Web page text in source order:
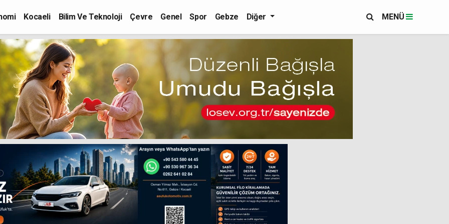
Kocaeli Bilim Ve Teknoloji Çevre Genel Spor Gebze Diğer MENÜ